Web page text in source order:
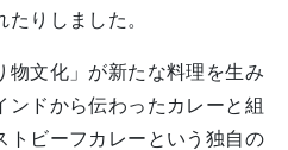
りしました。
物文化」が新たな料理を生み
ンドから伝わったカレーと組
トビーフカレーという独自の